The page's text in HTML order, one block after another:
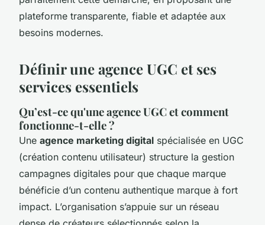
plateforme transparente, fiable et adaptée aux
besoins modernes.
Définir une agence UGC et ses
services essentiels
Qu’est-ce qu'une agence UGC et comment
fonctionne-t-elle ?
Une agence marketing digital spécialisée en UGC
(création contenu utilisateur) structure la gestion
campagnes digitales pour que chaque marque
bénéficie d’un contenu authentique marque à fort
impact. L’organisation s’appuie sur un réseau